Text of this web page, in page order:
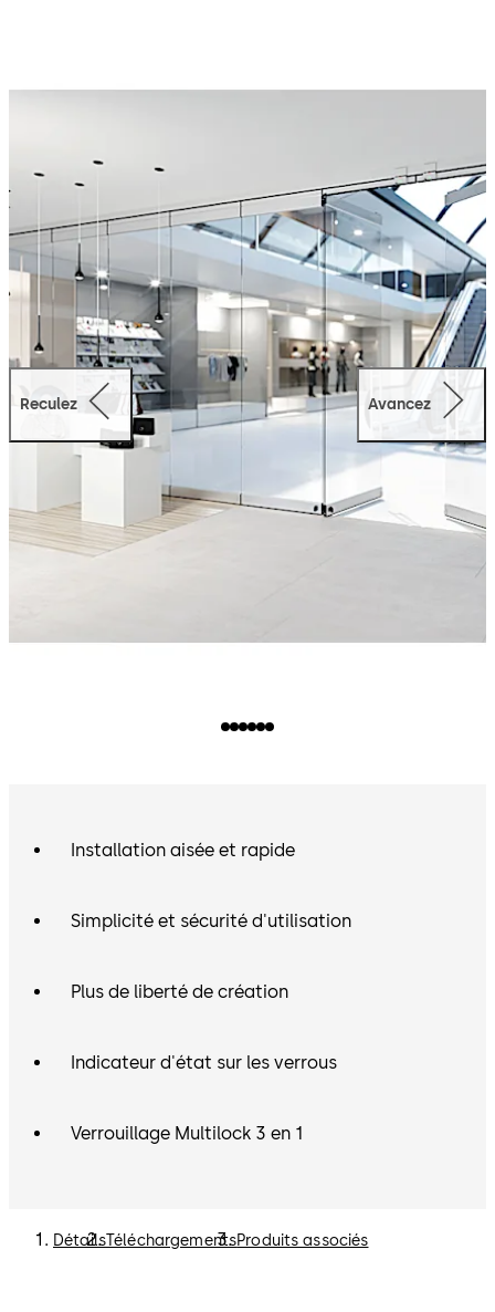
la technologie éprouvée "Clamp & Glue".
Reculez Avancez
Installation aisée et rapide
Simplicité et sécurité d'utilisation
Plus de liberté de création
Indicateur d'état sur les verrous
Verrouillage Multilock 3 en 1
DétailsTéléchargementsProduits associés